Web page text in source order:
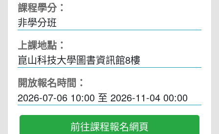
課程學分：
非學分班
上課地點：
崑山科技大學圖書資訊館8樓
開放報名時間：
2026-07-06 10:00 至 2026-11-04 00:00
前往課程報名網頁